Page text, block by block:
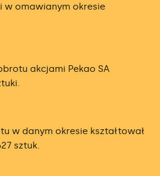
w omawianym okresie
akcjami Pekao SA
w danym okresie kształtował
sztuk.